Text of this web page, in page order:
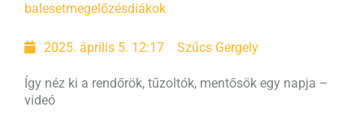
balesetmegelőzésdiákok
2025. április 5. 12:17 Szűcs Gergely
Így néz ki a rendőrök, tűzoltók, mentősök egy napja –
videó